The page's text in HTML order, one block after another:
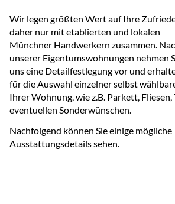
Wir legen größten Wert auf Ihre
daher nur mit etablierten und lokalen
Münchner Handwerkern zusammen.
unserer Eigentumswohnungen nehmen
uns eine Detailfestlegung vor und
für die Auswahl einzelner selbst
Ihrer Wohnung, wie z.B. Parkett, Fliesen,
eventuellen Sonderwünschen.
Nachfolgend können Sie einige mögliche
Ausstattungsdetails sehen.